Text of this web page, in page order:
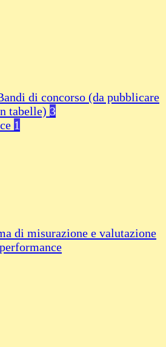
di concorso (da pubblicare
tabelle) 3
1
di misurazione e valutazione